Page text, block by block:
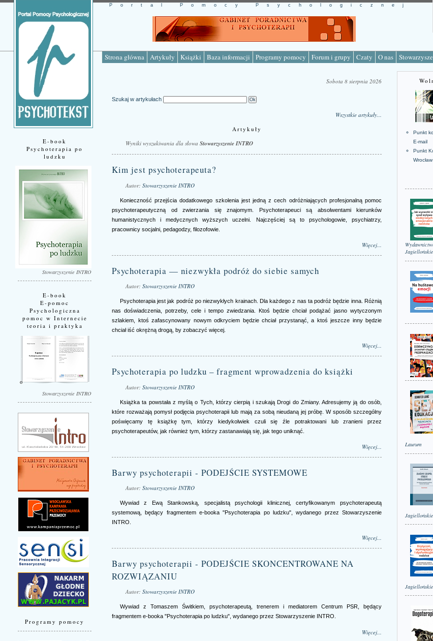
Strona główna Artykuły Książki Baza informacji Programy pomocy Forum i grupy Czaty O nas
Portal Pomocy Psychologicznej
E-book
Psychoterapia po
ludzku
Stowarzyszenie INTRO
E-book
E-pomoc
Psychologiczna
pomoc w Internecie
teoria i praktyka
Stowarzyszenie INTRO
Programy pomocy
Sobota 8 sierpnia 2026
Szukaj w artykułach
Wszystkie artykuły...
Artykuły
Wyniki wyszukiwania dla słowa Stowarzyszenie INTRO
Kim jest psychoterapeuta?
Autor: Stowarzyszenie INTRO
Konieczność przejścia dodatkowego szkolenia jest jedną z cech odróżniających profesjonalną pomoc
psychoterapeutyczną od zwierzania się znajomym. Psychoterapeuci są absolwentami kierunków
humanistycznych i medycznych wyższych uczelni. Najczęściej są to psychologowie, psychiatrzy,
pracownicy socjalni, pedagodzy, filozofowie.
Więcej...
Psychoterapia — niezwykła podróż do siebie samych
Autor: Stowarzyszenie INTRO
Psychoterapia jest jak podróż po niezwykłych krainach. Dla każdego z nas ta podróż będzie inna. Różnią
nas doświadczenia, potrzeby, cele i tempo zwiedzania. Ktoś będzie chciał podążać jasno wytyczonym
szlakiem, ktoś zafascynowany nowym odkryciem będzie chciał przystanąć, a ktoś jeszcze inny będzie
chciał iść okrężną drogą, by zobaczyć więcej.
Więcej...
Psychoterapia po ludzku – fragment wprowadzenia do książki
Autor: Stowarzyszenie INTRO
Książka ta powstała z myślą o Tych, którzy cierpią i szukają Drogi do Zmiany. Adresujemy ją do osób,
które rozważają pomysł podjęcia psychoterapii lub mają za sobą nieudaną jej próbę. W sposób szczególny
poświęcamy tę książkę tym, którzy kiedykolwiek czuli się źle potraktowani lub zranieni przez
psychoterapeutów, jak również tym, którzy zastanawiają się, jak tego uniknąć.
Więcej...
Barwy psychoterapii - PODEJŚCIE SYSTEMOWE
Autor: Stowarzyszenie INTRO
Wywiad z Ewą Stankowską, specjalistą psychologii klinicznej, certyfikowanym psychoterapeutą
systemową, będący fragmentem e-booka "Psychoterapia po ludzku", wydanego przez Stowarzyszenie
INTRO.
Więcej...
Barwy psychoterapii - PODEJŚCIE SKONCENTROWANE NA
ROZWIĄZANIU
Autor: Stowarzyszenie INTRO
Wywiad z Tomaszem Świtkiem, psychoterapeutą, trenerem i mediatorem Centrum PSR, będący
fragmentem e-booka "Psychoterapia po ludzku", wydanego przez Stowarzyszenie INTRO.
Więcej...
Punkt
E-mail
Punkt
Wrocław
Laurum